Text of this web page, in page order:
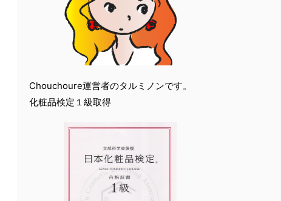
Chouchoure運営者のタルミノンです。
化粧品検定１級取得